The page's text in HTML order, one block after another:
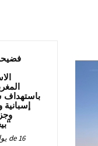
16 de يوليو de 2026